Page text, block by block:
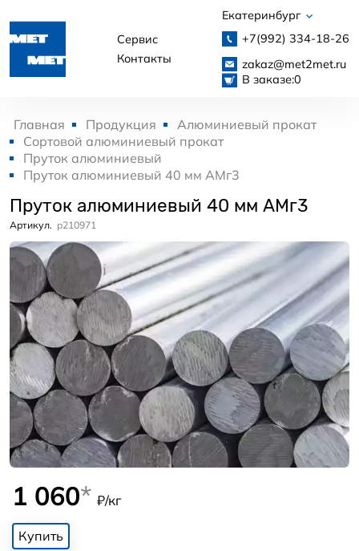
Сервис
Контакты
Екатеринбург
+7(992) 334-18-26
zakaz@met2met.ru
В заказе:0
Главная Продукция
Алюминиевый прокат
Сортовой алюминиевый прокат
Пруток алюминиевый
Пруток алюминиевый 40 мм АМг3
Пруток алюминиевый 40 мм АМг3
Артикул. p210971
1 060* ₽/кг
Купить